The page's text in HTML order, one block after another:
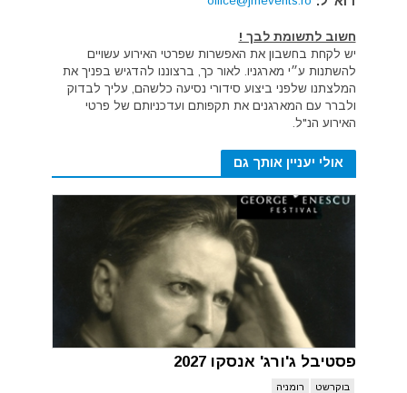
חשוב לתשומת לבך !
יש לקחת בחשבון את האפשרות שפרטי האירוע עשויים
להשתנות ע״י מארגניו. לאור כך, ברצוננו להדגיש בפניך את
המלצתנו שלפני ביצוע סידורי נסיעה כלשהם, עליך לבדוק
ולברר עם המארגנים את תקפותם ועדכניותם של פרטי
האירוע הנ"ל.
אולי יעניין אותך גם
פסטיבל ג'ורג' אנסקו 2027
בוקרשט רומניה